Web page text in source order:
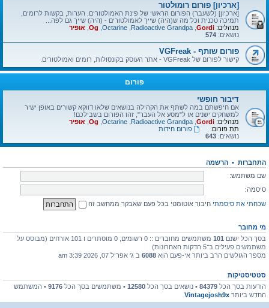
[ארכיון] פורום רומולטור
[ארכיון] (לשעבר) הפורום הראשי של פינת האמולטורים. הערות, בקשות לרומים,
תמיכה טכנית וכל מה ש(היה) שייך לאמולטורים - (היה) שייך גם לפה...
מנהלים: Gordi
Radioactive Grandpa
Octarine
Og אופיר
נושאים: 574
פורום שותף - VGFreak
קישור לפורום של VGFreak - אתר העוסק בקונסולות, רומים ואמולטורים.
פורום
דיבור חופשי
אם חיפשתם במה לשתף את הקהילה בנושאים שלאו דווקא קשורים באופן ישיר
למשחקים ישנים או ל"מסע אל העבר", זהו הפורום בשבילכם!
מנהלים: Gordi
Radioactive Grandpa
Octarine
Og אופיר
תת פורום:
פורום חידות
נושאים: 643
התחברות • הרשמה
שם משתמש:
סיסמה:
שכחתי את סיסמתי חיבור אוטומטי בכל פעם שאבקר ממחשב זה
מי מחובר
בסך הכל ישנם 101
משתמשים מחוברים :: 0 רשומים, 0 מוסתרים ו 101 אורחים (מבוסס על
משתמשים פעילים ב־5 הדקות האחרונות)
מספר הגולשים הרב ביותר אי-פעם הוא 6088 ב ג' אפריל 07, 2026 3:39 am
סטטיסטיקות
הודעות בסך הכל 84379 • נושאים בסך הכל 12580 • משתמשים בסך הכל 9176 • המשתמש
החדש ביותר Vintagejosh9x